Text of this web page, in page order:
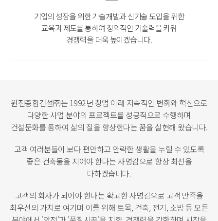
기업의 성장을 위한 기술개발과 신기술 도입을 위한
교육과 제도를 통하여 창의적인 기술력을 키워
경쟁력을 더욱 높이겠습니다.
원전종합건설㈜는 1992년 창업 이래 지속적인 변화와 혁신으로
다양한 사업 분야의 프로젝트를 성공적으로 수행하며
건설문화를 통하여 삶의 질을 향상한다는 꿈을 실현해 왔습니다.
고객 여러분들이 보다 편안하고 안락한 생활을 누릴 수 있도록
좋은 건축물을 지어야 한다는 사명감으로 항상 최선을
다하겠습니다.
고객의 회사가 되어야 한다는 확고한 사명감으로 고객 만족을
최우선의 가치로 여기며 이를 위해 토목, 건축, 전기, 소방 등 모든